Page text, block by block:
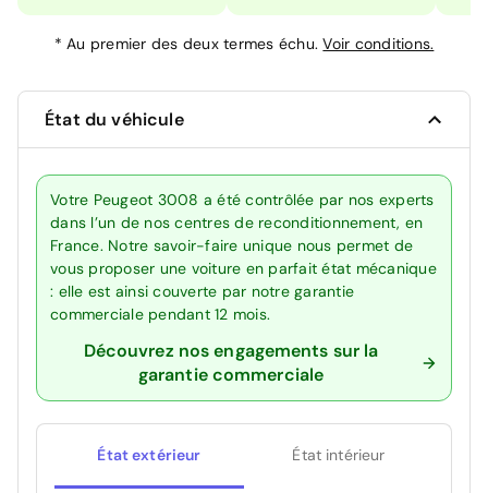
*Au premier des deux termes échu.Voir conditions.
État du véhicule
Votre Peugeot 3008 a été contrôlée par nos experts
dans l’un de nos centres de reconditionnement, en
France. Notre savoir-faire unique nous permet de
vous proposer une voiture en parfait état mécanique
: elle est ainsi couverte par notre garantie
commerciale pendant 12 mois.
Découvrez nos engagements sur la
garantie commerciale
État extérieur État intérieur